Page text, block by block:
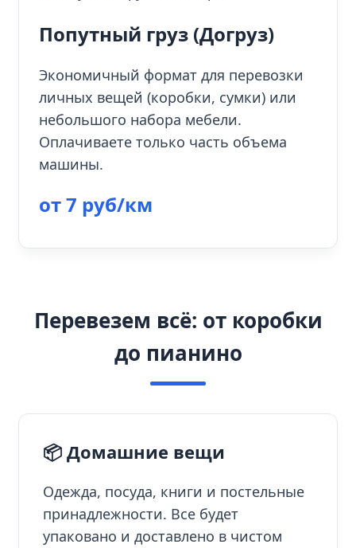
Попутный груз (Догруз)
Экономичный формат для перевозки
личных вещей (коробки, сумки) или
небольшого набора мебели.
Оплачиваете только часть объема
машины.
от 7 руб/км
Перевезем всё: от коробки
до пианино
📦 Домашние вещи
Одежда, посуда, книги и постельные
принадлежности. Все будет
упаковано и доставлено в чистом